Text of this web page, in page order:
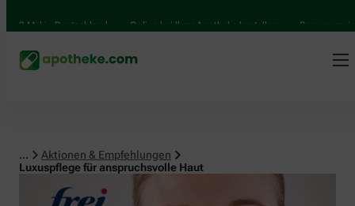
in Deutschland Online bei Ihrer Apotheke bestellen Bequem
...
Aktionen & Empfehlungen
Luxuspflege für anspruchsvolle Haut